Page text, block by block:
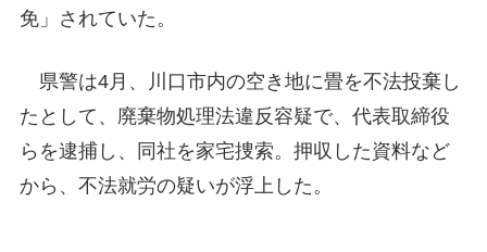
免」されていた。
県警は4月、川口市内の空き地に畳を不法投棄し
たとして、廃棄物処理法違反容疑で、代表取締役
らを逮捕し、同社を家宅捜索。押収した資料など
から、不法就労の疑いが浮上した。